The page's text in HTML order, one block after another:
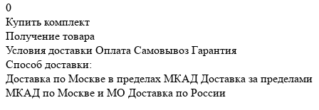
0
Купить комплект
Получение товара
Условия доставки Оплата Самовывоз Гарантия
Способ доставки:
Доставка по Москве в пределах МКАД Доставка за пределами
МКАД по Москве и МО Доставка по России